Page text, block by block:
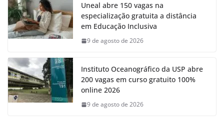
Uneal abre 150 vagas na
especialização gratuita a distância
em Educação Inclusiva
9 de agosto de 2026
Instituto Oceanográfico da USP abre
200 vagas em curso gratuito 100%
online 2026
9 de agosto de 2026